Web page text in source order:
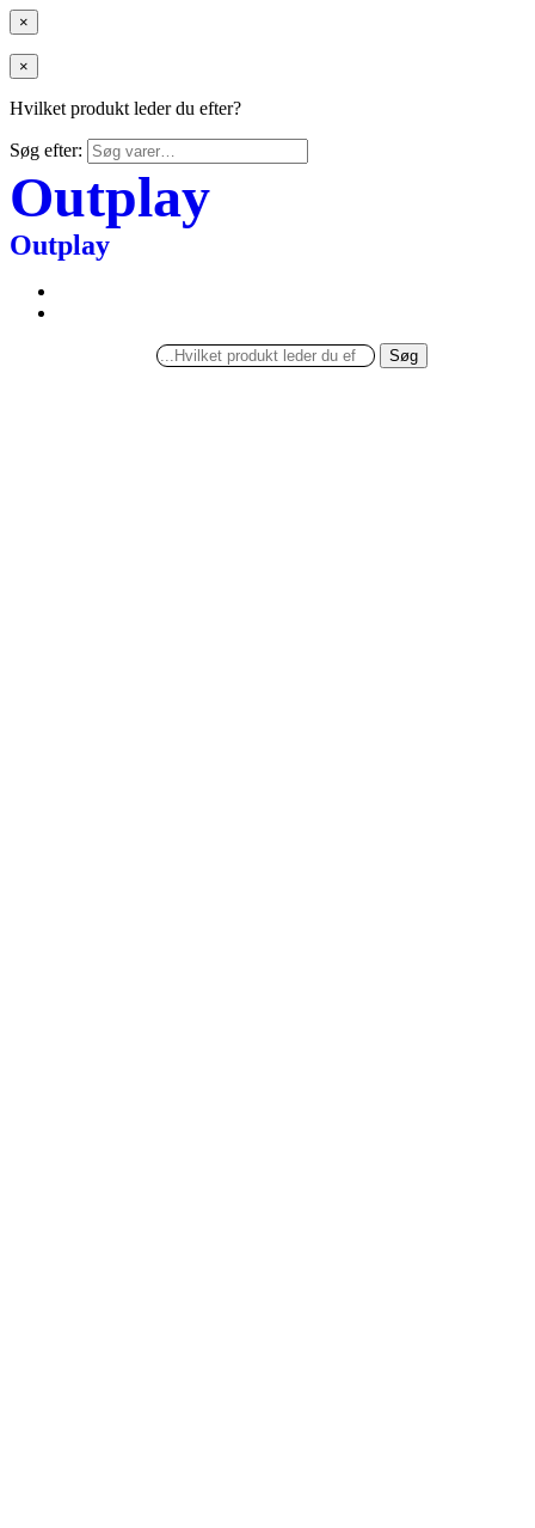
×
×
Hvilket produkt leder du efter?
Søg efter:
Outplay
Outplay
Søg